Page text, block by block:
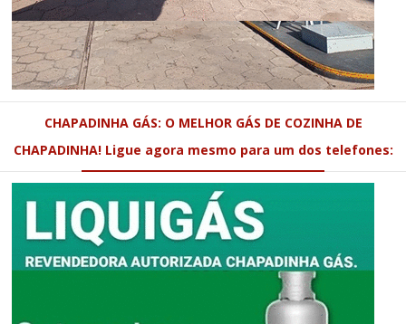
CHAPADINHA GÁS: O MELHOR GÁS DE COZINHA DE
CHAPADINHA! Ligue agora mesmo para um dos telefones: